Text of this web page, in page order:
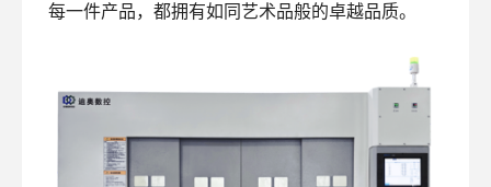
每一件产品，都拥有如同艺术品般的卓越品质。